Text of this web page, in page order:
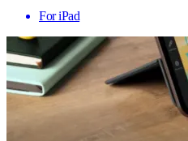
For iPad